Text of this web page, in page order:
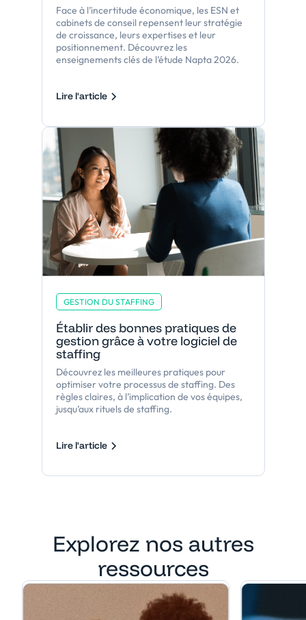
Face à l’incertitude économique, les ESN et
cabinets de conseil repensent leur stratégie
de croissance, leurs expertises et leur
positionnement. Découvrez les
enseignements clés de l’étude Napta 2026.
Lire l'article
GESTION DU STAFFING
Établir des bonnes pratiques de
gestion grâce à votre logiciel de
staffing
Découvrez les meilleures pratiques pour
optimiser votre processus de staffing. Des
règles claires, à l’implication de vos équipes,
jusqu’aux rituels de staffing.
Lire l'article
Explorez nos autres
ressources